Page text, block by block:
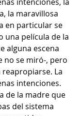
la maravillosa
en particular se
una película de la
alguna escena
no se miró-, pero
La
intenciones.
de la madre que
del sistema